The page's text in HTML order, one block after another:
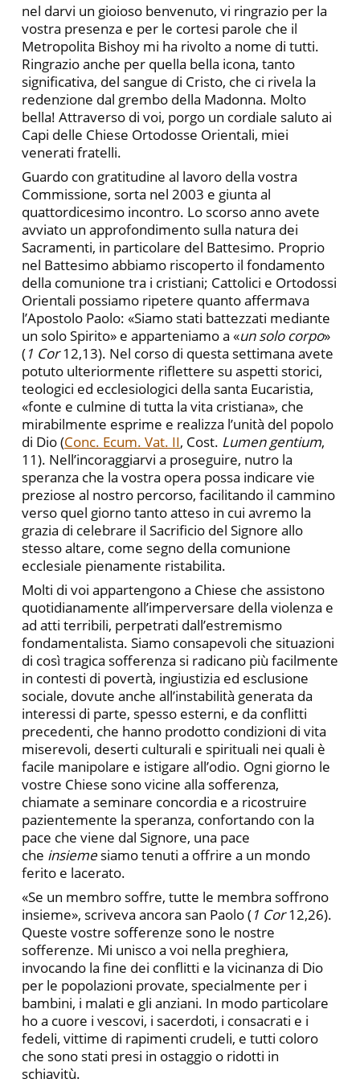
nel darvi un gioioso benvenuto, vi ringrazio per la
vostra presenza e per le cortesi parole che il
Metropolita Bishoy mi ha rivolto a nome di tutti.
Ringrazio anche per quella bella icona, tanto
significativa, del sangue di Cristo, che ci rivela la
redenzione dal grembo della Madonna. Molto
bella! Attraverso di voi, porgo un cordiale saluto ai
Capi delle Chiese Ortodosse Orientali, miei
venerati fratelli.
Guardo con gratitudine al lavoro della vostra
Commissione, sorta nel 2003 e giunta al
quattordicesimo incontro. Lo scorso anno avete
avviato un approfondimento sulla natura dei
Sacramenti, in particolare del Battesimo. Proprio
nel Battesimo abbiamo riscoperto il fondamento
della comunione tra i cristiani; Cattolici e Ortodossi
Orientali possiamo ripetere quanto affermava
l’Apostolo Paolo: «Siamo stati battezzati mediante
un solo Spirito» e apparteniamo a «un solo corpo»
(1 Cor12,13). Nel corso di questa settimana avete
potuto ulteriormente riflettere su aspetti storici,
teologici ed ecclesiologici della santa Eucaristia,
«fonte e culmine di tutta la vita cristiana», che
mirabilmente esprime e realizza l’unità del popolo
di Dio (Conc. Ecum. Vat. II, Cost. Lumen gentium,
11). Nell’incoraggiarvi a proseguire, nutro la
speranza che la vostra opera possa indicare vie
preziose al nostro percorso, facilitando il cammino
verso quel giorno tanto atteso in cui avremo la
grazia di celebrare il Sacrificio del Signore allo
stesso altare, come segno della comunione
ecclesiale pienamente ristabilita.
Molti di voi appartengono a Chiese che assistono
quotidianamente all’imperversare della violenza e
ad atti terribili, perpetrati dall’estremismo
fondamentalista. Siamo consapevoli che situazioni
di così tragica sofferenza si radicano più facilmente
in contesti di povertà, ingiustizia ed esclusione
sociale, dovute anche all’instabilità generata da
interessi di parte, spesso esterni, e da conflitti
precedenti, che hanno prodotto condizioni di vita
miserevoli, deserti culturali e spirituali nei quali è
facile manipolare e istigare all’odio. Ogni giorno le
vostre Chiese sono vicine alla sofferenza,
chiamate a seminare concordia e a ricostruire
pazientemente la speranza, confortando con la
pace che viene dal Signore, una pace
che insiemesiamo tenuti a offrire a un mondo
ferito e lacerato.
«Se un membro soffre, tutte le membra soffrono
insieme», scriveva ancora san Paolo (1 Cor12,26).
Queste vostre sofferenze sono le nostre
sofferenze. Mi unisco a voi nella preghiera,
invocando la fine dei conflitti e la vicinanza di Dio
per le popolazioni provate, specialmente per i
bambini, i malati e gli anziani. In modo particolare
ho a cuore i vescovi, i sacerdoti, i consacrati e i
fedeli, vittime di rapimenti crudeli, e tutti coloro
che sono stati presi in ostaggio o ridotti in
schiavitù.